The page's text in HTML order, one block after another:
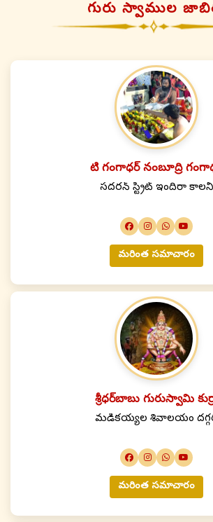
గురు స్వాముల
టి గంగాధర్ నంబూద్రి
సదరన్ స్ట్రీట్ ఇందిరా కాలనీ
మరింత సమాచారం
శ్రీధర్‌బాబు గురుస్వామి
మడికయ్యల శివాలయం
మరింత సమాచారం